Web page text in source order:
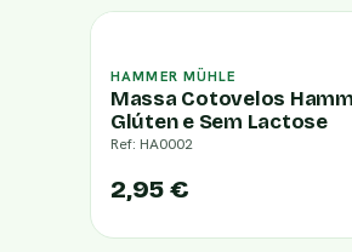
HAMMER MÜHLE
Massa Cotovelos
Glúten e Sem Lactose
Ref: HA0002
2,95 €